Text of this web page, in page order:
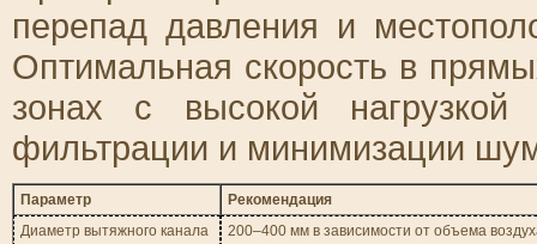
перепад давления и
Оптимальная скорость в
зонах с высокой
фильтрации и минимизации
Параметр
Рекомендация
Диаметр вытяжного канала
200–400 мм в зависимости от объема